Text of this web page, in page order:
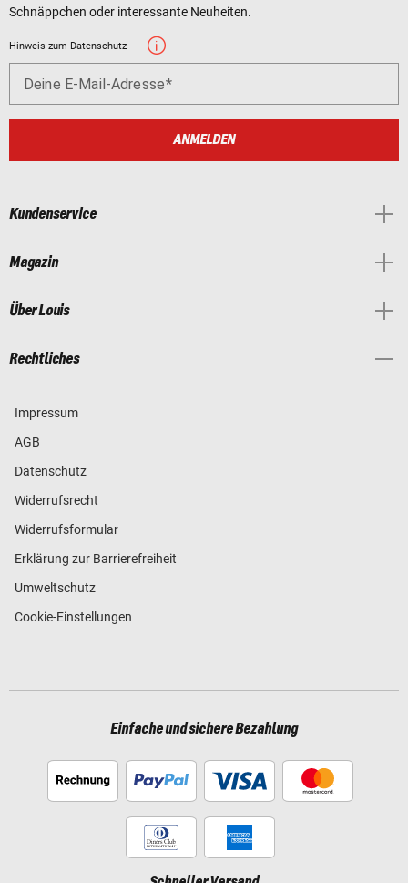
Schnäppchen oder interessante Neuheiten.
Hinweis zum Datenschutz
Deine E-Mail-Adresse
ANMELDEN
Kundenservice
Magazin
Über Louis
Rechtliches
Impressum
AGB
Datenschutz
Widerrufsrecht
Widerrufsformular
Erklärung zur Barrierefreiheit
Umweltschutz
Cookie-Einstellungen
Einfache und sichere Bezahlung